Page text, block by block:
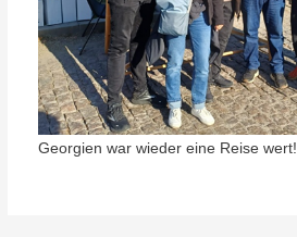
Georgien war wieder eine Reise wert!